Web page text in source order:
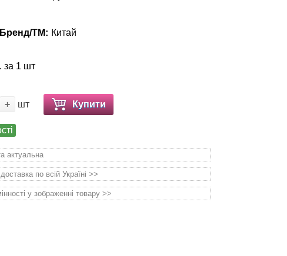
ТМ: Китай
за 1 шт
+ шт Купити
актуальна
по всій Україні >>
у зображенні товару >>